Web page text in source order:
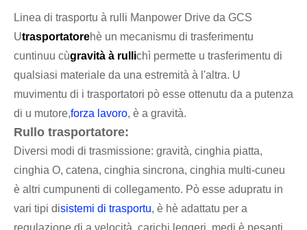
Linea di trasportu à rulli Manpower Drive da GCS
Utrasportatorehè un mecanismu di trasferimentu
cuntinuu cùgravità à rullichì permette u trasferimentu di
qualsiasi materiale da una estremità à l'altra. U
muvimentu di i trasportatori pò esse ottenutu da a putenza
di u mutore,forza lavoro, è a gravità.
Rullo trasportatore:
Diversi modi di trasmissione: gravità, cinghia piatta,
cinghia O, catena, cinghia sincrona, cinghia multi-cuneu
è altri cumpunenti di collegamento. Pò esse adupratu in
vari tipi disistemi di trasportu, è hè adattatu per a